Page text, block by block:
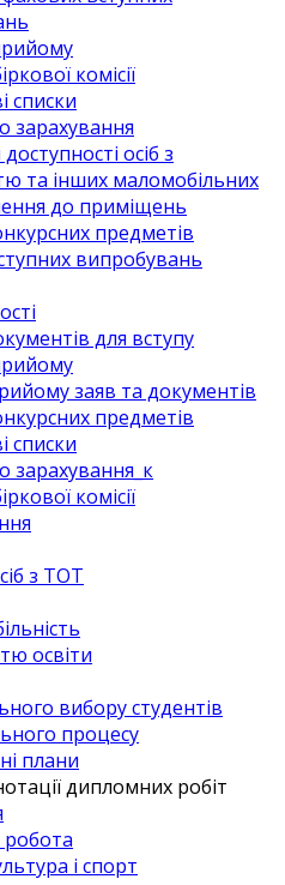
комісії
списки
зарахування
осіб з
та інших маломобільних
до приміщень
предметів
випробувань
для вступу
заяв та документів
предметів
списки
зарахування_к
комісії
з ТОТ
освіти
вибору студентів
процесу
плани
дипломних робіт
робота
і спорт